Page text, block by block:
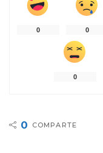
0 0
0
0 COMPARTE